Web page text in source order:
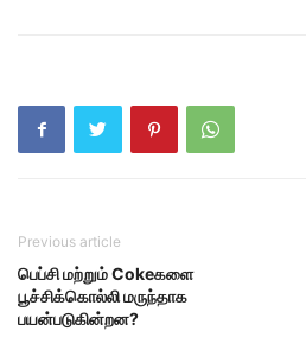
Previous article
பெப்சி மற்றும் Cokeகளை
பூச்சிக்கொல்லி மருந்தாக
பயன்படுகின்றன?